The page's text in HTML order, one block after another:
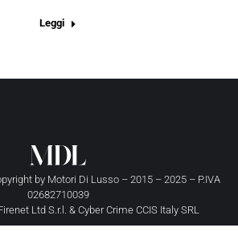
Leggi
by Motori Di Lusso– 2015 – 2025 – P.IVA
02682710039
Ltd S.r.l. & Cyber Crime CCIS Italy SRL